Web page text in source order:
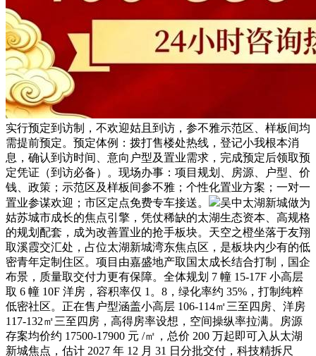
实行预定到访制，不欢迎姑且到访，参不雅示范区、样板间均
需提前预定。预定体例：拨打售楼处热线，登记小我根本消
息，确认到访时间、意向户型及置业需求，完成预定后领取预
定凭证（到访必备）。现场办事：项目规划、房源、户型、价
钱、政策；示范区及样板间参不雅；个性化置业方案；一对一
置业参谋欢迎；市区定点免费专车接送。
吴中太湖新城做为
姑苏城市成长的焦点引擎，凭仗稀缺的太湖生态资本、高规格
的规划配套，成为改善置业的抢手板块。天空之橙坐落于友翔
取溪霞交汇处，占位太湖新城湾东焦点区，是板块内少有的低
密青年定制住区。项目由嘉盛地产取国太成长结合打制，国企
布景，质量取交付力更有保障。全体规划 7 幢 15-17F 小高层
取 6 幢 10F 洋房，容积率仅 1。8，绿化率约 35%，打制纯粹
低密社区。正在售户型涵盖小高层 106-114㎡三至四房、洋房
117-132㎡三至四房，高得房率设想，空间操纵率拉满。房源
存案均价约 17500-17900 元 /㎡，总价 200 万起即可入从太湖
新城焦点，估计 2027 年 12 月 31 日分批交付，科技精拆尺